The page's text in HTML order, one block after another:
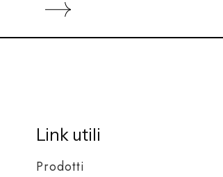
Link utili
Prodotti